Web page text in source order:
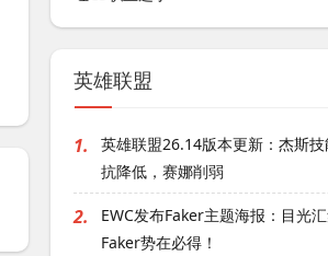
英雄联盟
1.
英雄联盟26.14版本更新：杰斯技
抗降低，赛娜削弱
2.
EWC发布Faker主题海报：目光汇
Faker势在必得！